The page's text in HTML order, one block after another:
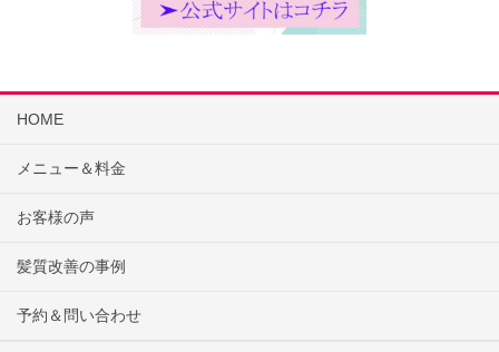
HOME
メニュー＆料金
お客様の声
髪質改善の事例
予約＆問い合わせ